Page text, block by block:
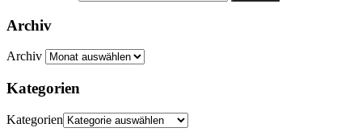
Archiv
Archiv
Kategorien
Kategorien